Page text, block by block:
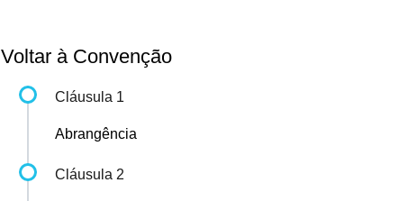
Voltar à Convenção
Cláusula 1
Abrangência
Cláusula 2